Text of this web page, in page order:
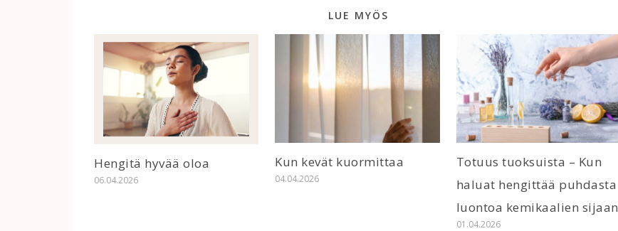
LUE MYÖS
Hengitä hyvää oloa
06.04.2026
Kun kevät kuormittaa
04.04.2026
Totuus tuoksuista – Kun
haluat hengittää puhdasta
luontoa kemikaalien sijaan
01.04.2026